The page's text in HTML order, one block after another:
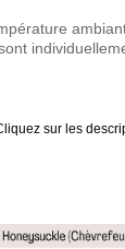
sur les